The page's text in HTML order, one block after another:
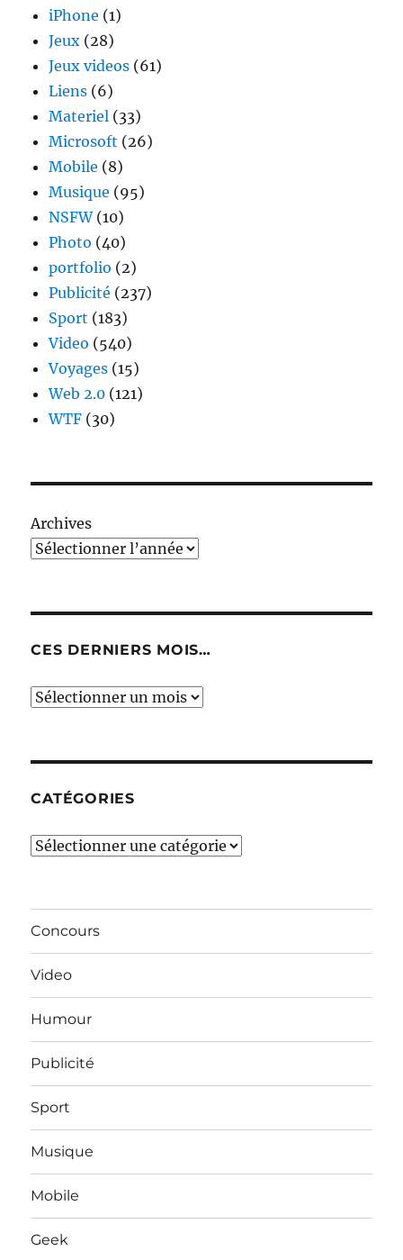
iPhone (1)
Jeux (28)
Jeux videos (61)
Liens (6)
Materiel (33)
Microsoft (26)
Mobile (8)
Musique (95)
NSFW(10)
Photo (40)
portfolio (2)
Publicité (237)
Sport (183)
Video (540)
Voyages (15)
Web 2.0 (121)
WTF (30)
Archives
CES DERNIERS MOIS…
Ces
CATÉGORIES
Catégories
Concours
Video
Humour
Publicité
Sport
Musique
Mobile
Geek